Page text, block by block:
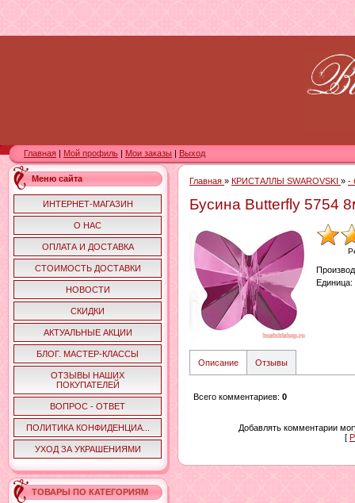
Главная Мой профиль Мои заказы Выход
Меню сайта
ИНТЕРНЕТ-МАГАЗИН
О НАС
ОПЛАТА И ДОСТАВКА
СТОИМОСТЬ ДОСТАВКИ
НОВОСТИ
СКИДКИ
АКТУАЛЬНЫЕ АКЦИИ
БЛОГ. МАСТЕР-КЛАССЫ
ОТЗЫВЫ НАШИХ
ПОКУПАТЕЛЕЙ
ВОПРОС - ОТВЕТ
ПОЛИТИКА КОНФИДЕНЦИА...
УХОД ЗА УКРАШЕНИЯМИ
ТОВАРЫ ПО КАТЕГОРИЯМ
Главная » КРИСТАЛЛЫ SWAROVSKI » -
Бусина Butterfly 5754
Единица:
Описание Отзывы
Всего комментариев: 0
Добавлять комментарии
[